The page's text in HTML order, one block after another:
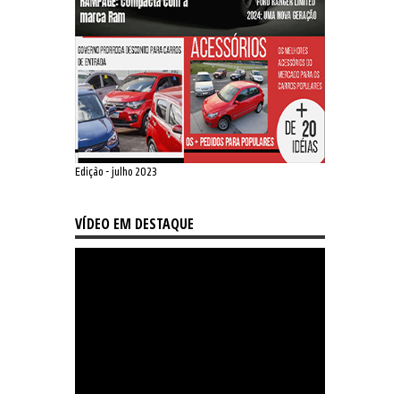
Edição - julho 2023
VÍDEO EM DESTAQUE